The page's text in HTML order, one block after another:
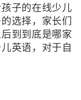
子的在线少儿
选择，家长们
到到底是哪家
英语，对于自